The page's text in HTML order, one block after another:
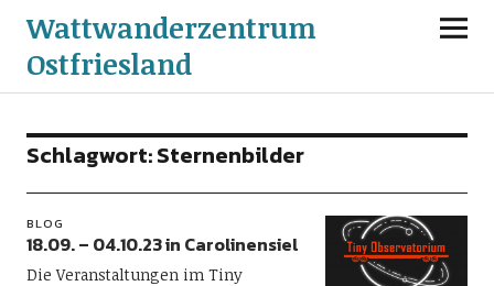
Wattwanderzentrum
Ostfriesland
Schlagwort:Sternenbilder
BLOG
18.09. – 04.10.23 in Carolinensiel
Die Veranstaltungen im Tiny